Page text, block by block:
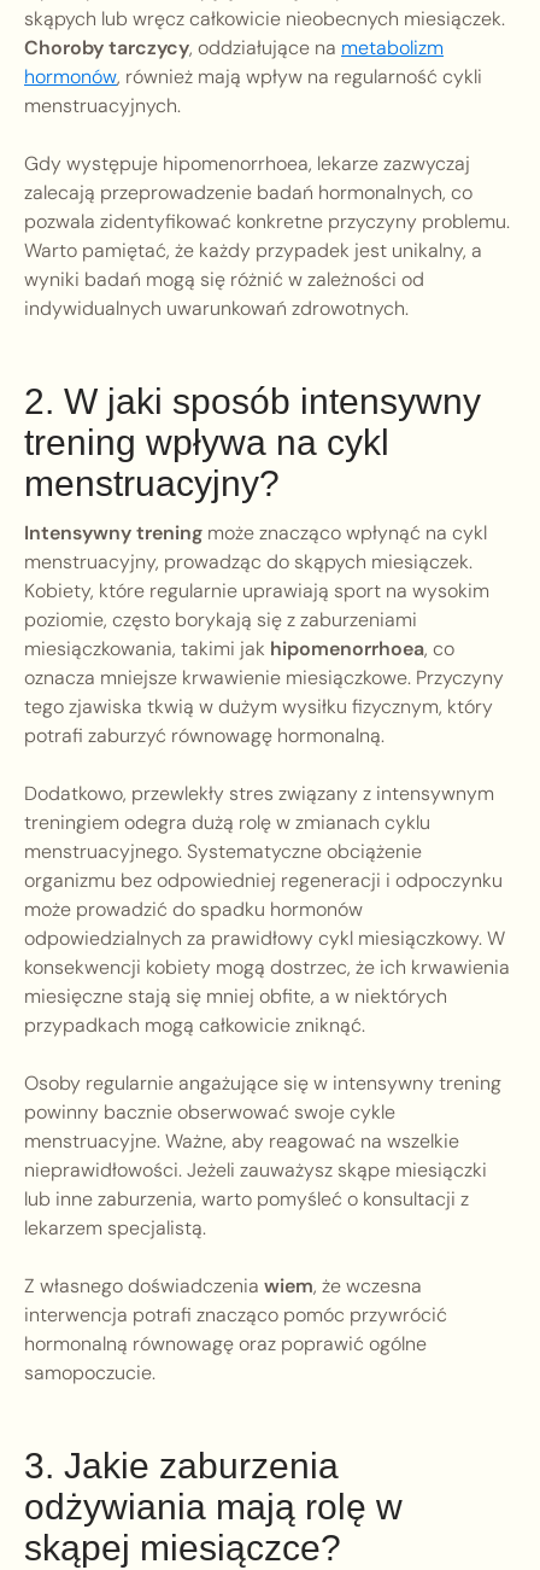
skąpych lub wręcz całkowicie nieobecnych miesiączek.
Choroby tarczycy, oddziałujące na metabolizm
hormonów, również mają wpływ na regularność cykli
menstruacyjnych.
Gdy występuje hipomenorrhoea, lekarze zazwyczaj
zalecają przeprowadzenie badań hormonalnych, co
pozwala zidentyfikować konkretne przyczyny problemu.
Warto pamiętać, że każdy przypadek jest unikalny, a
wyniki badań mogą się różnić w zależności od
indywidualnych uwarunkowań zdrowotnych.
2. W jaki sposób intensywny
trening wpływa na cykl
menstruacyjny?
Intensywny trening może znacząco wpłynąć na cykl
menstruacyjny, prowadząc do skąpych miesiączek.
Kobiety, które regularnie uprawiają sport na wysokim
poziomie, często borykają się z zaburzeniami
miesiączkowania, takimi jak hipomenorrhoea, co
oznacza mniejsze krwawienie miesiączkowe. Przyczyny
tego zjawiska tkwią w dużym wysiłku fizycznym, który
potrafi zaburzyć równowagę hormonalną.
Dodatkowo, przewlekły stres związany z intensywnym
treningiem odegra dużą rolę w zmianach cyklu
menstruacyjnego. Systematyczne obciążenie
organizmu bez odpowiedniej regeneracji i odpoczynku
może prowadzić do spadku hormonów
odpowiedzialnych za prawidłowy cykl miesiączkowy. W
konsekwencji kobiety mogą dostrzec, że ich krwawienia
miesięczne stają się mniej obfite, a w niektórych
przypadkach mogą całkowicie zniknąć.
Osoby regularnie angażujące się w intensywny trening
powinny bacznie obserwować swoje cykle
menstruacyjne. Ważne, aby reagować na wszelkie
nieprawidłowości. Jeżeli zauważysz skąpe miesiączki
lub inne zaburzenia, warto pomyśleć o konsultacji z
lekarzem specjalistą.
Z własnego doświadczenia wiem, że wczesna
interwencja potrafi znacząco pomóc przywrócić
hormonalną równowagę oraz poprawić ogólne
samopoczucie.
3. Jakie zaburzenia
odżywiania mają rolę w
skąpej miesiączce?